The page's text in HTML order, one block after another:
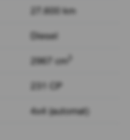
27.600 km
Diesel
2967 cm
231 CP
4x4 (automat)